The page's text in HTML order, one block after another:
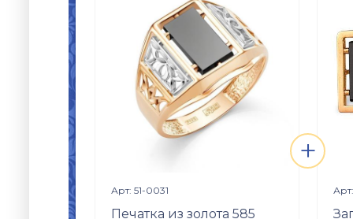
Арт: 51-0031
Печатка из золота 585
+